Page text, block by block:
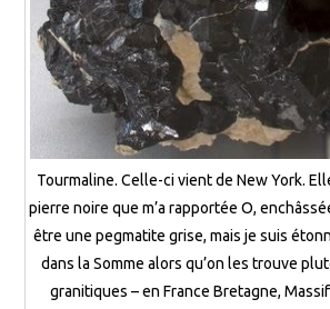
Tourmaline. Celle-ci vient de New York.
pierre noire que m’a rapportée O,
être une pegmatite grise, mais je suis
dans la Somme alors qu’on les trouve
granitiques – en France Bretagne,